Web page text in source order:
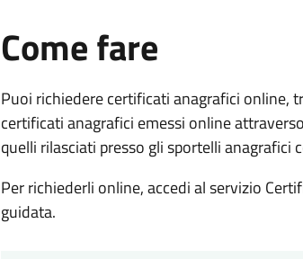
Come fare
Puoi richiedere certificati anagrafici online,
certificati anagrafici emessi online
quelli rilasciati presso gli sportelli anagrafici
Per richiederli online, accedi al servizio
guidata.